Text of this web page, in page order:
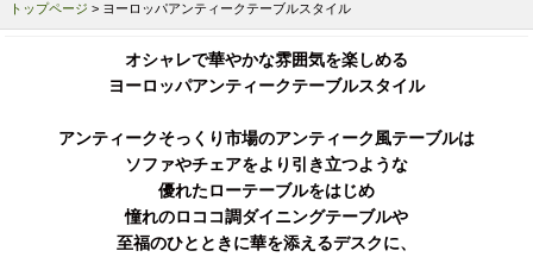
トップページ > ヨーロッパアンティークテーブルスタイル
オシャレで華やかな雰囲気を楽しめる
ヨーロッパアンティークテーブルスタイル
アンティークそっくり市場のアンティーク風テーブルは
ソファやチェアをより引き立つような
優れたローテーブルをはじめ
憧れのロココ調ダイニングテーブルや
至福のひとときに華を添えるデスクに、